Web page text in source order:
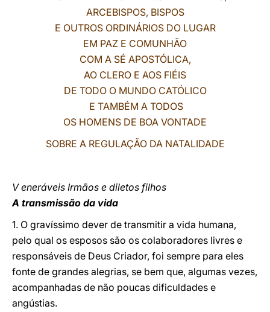
ARCEBISPOS, BISPOS
E OUTROS ORDINÁRIOS DO LUGAR
EM PAZ E COMUNHÃO
COM A SÉ APOSTÓLICA,
AO CLERO E AOS FIÉIS
DE TODO O MUNDO CATÓLICO
E TAMBÉM A TODOS
OS HOMENS DE BOA VONTADE
SOBRE A REGULAÇÃO DA NATALIDADE
V eneráveis Irmãos e diletos filhos
A transmissão da vida
1. O gravíssimo dever de transmitir a vida humana,
pelo qual os esposos são os colaboradores livres e
responsáveis de Deus Criador, foi sempre para eles
fonte de grandes alegrias, se bem que, algumas vezes,
acompanhadas de não poucas dificuldades e
angústias.